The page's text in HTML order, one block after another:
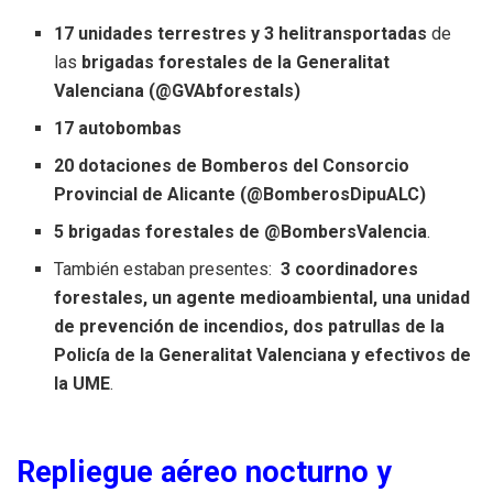
17 unidades terrestres y 3 helitransportadas de
las brigadas forestales de la Generalitat
Valenciana (@GVAbforestals)
17 autobombas
20 dotaciones de Bomberos del Consorcio
Provincial de Alicante (@BomberosDipuALC)
5 brigadas forestales de @BombersValencia.
También estaban presentes:3 coordinadores
forestales, un agente medioambiental, una unidad
de prevención de incendios, dos patrullas de la
Policía de la Generalitat Valenciana y efectivos de
la UME.
Repliegue aéreo nocturno y